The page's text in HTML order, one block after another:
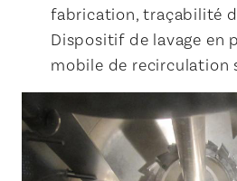
fabrication, traçabilité
Dispositif de lavage en
mobile de recirculation